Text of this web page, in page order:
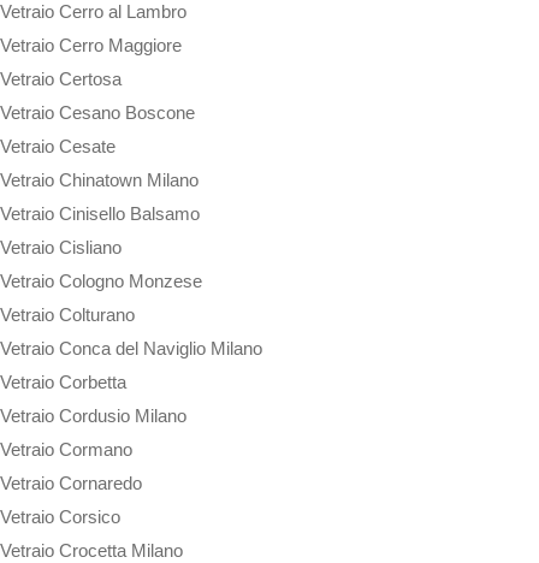
Vetraio Cerro al Lambro
Vetraio Cerro Maggiore
Vetraio Certosa
Vetraio Cesano Boscone
Vetraio Cesate
Vetraio Chinatown Milano
Vetraio Cinisello Balsamo
Vetraio Cisliano
Vetraio Cologno Monzese
Vetraio Colturano
Vetraio Conca del Naviglio Milano
Vetraio Corbetta
Vetraio Cordusio Milano
Vetraio Cormano
Vetraio Cornaredo
Vetraio Corsico
Vetraio Crocetta Milano